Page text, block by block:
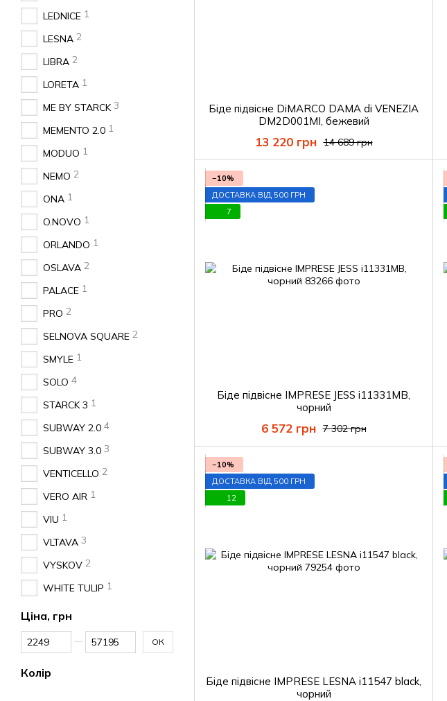
Біде підвісне DiMARCO DAMA di VENEZIA
DM2D001MI, бежевий
14 689 грн
13 220 грн
−10%
ДОСТАВКА ВІД 500 ГРН
7
Біде підвісне IMPRESE JESS i11331MB,
чорний
7 302 грн
6 572 грн
−10%
ДОСТАВКА ВІД 500 ГРН
12
Біде підвісне IMPRESE LESNA i11547 black,
чорний
LEDNICE 1
LESNA 2
LIBRA 2
LORETA 1
ME BY STARCK 3
MEMENTO 2.0 1
MODUO 1
NEMO 2
ONA 1
O.NOVO 1
ORLANDO 1
OSLAVA 2
PALACE 1
PRO 2
SELNOVA SQUARE 2
SMYLE 1
SOLO 4
STARCK 3 1
SUBWAY 2.0 4
SUBWAY 3.0 3
VENTICELLO 2
VERO AIR 1
VIU 1
VLTAVA 3
VYSKOV 2
WHITE TULIP 1
Ціна, грн
Від Ціна, грн
До Ціна, грн ОК
Колір